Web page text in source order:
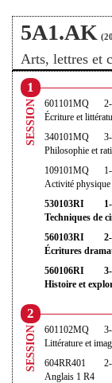
5A1.AK
Arts, lettres et
1
SESSION 601101MQ
Écriture et
340101MQ
Philosophie et
109101MQ
Activité physique
530103RI
Techniques de
560103RI
Écritures
560106RI
Histoire et
2
SESSION 601102MQ
Littérature et
604RR401
Anglais 1 R4